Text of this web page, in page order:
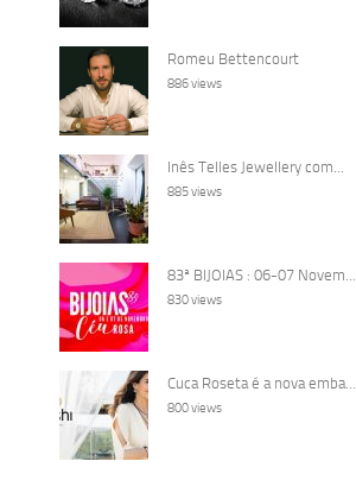
Romeu Bettencourt
886 views
Inês Telles Jewellery com...
885 views
83ª BIJOIAS : 06-07 Novem...
830 views
Cuca Roseta é a nova emba...
800 views